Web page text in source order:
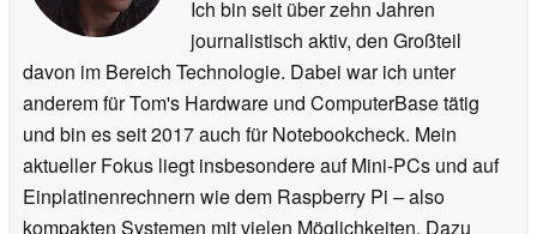
Ich bin seit über zehn Jahren
journalistisch aktiv, den Großteil
davon im Bereich Technologie. Dabei war ich unter
anderem für Tom's Hardware und ComputerBase tätig
und bin es seit 2017 auch für Notebookcheck. Mein
aktueller Fokus liegt insbesondere auf Mini-PCs und auf
Einplatinenrechnern wie dem Raspberry Pi – also
kompakten Systemen mit vielen Möglichkeiten. Dazu